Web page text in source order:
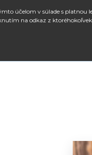
účelom v súlade s
na odkaz z